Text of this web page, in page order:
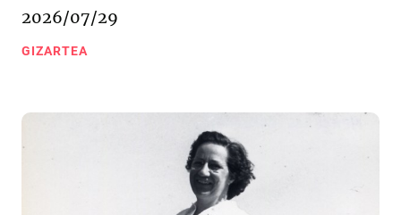
2026/07/29
GIZARTEA